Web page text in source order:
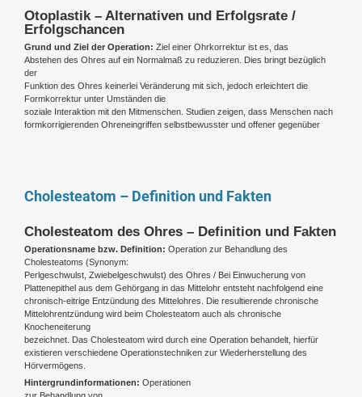
Otoplastik – Alternativen und Erfolgsrate /
Erfolgschancen
Grund und Ziel der Operation: Ziel einer Ohrkorrektur ist es, das
Abstehen des Ohres auf ein Normalmaß zu reduzieren. Dies bringt bezüglich
der
Funktion des Ohres keinerlei Veränderung mit sich, jedoch erleichtert die
Formkorrektur unter Umständen die
soziale Interaktion mit den Mitmenschen. Studien zeigen, dass Menschen nach
formkorrigierenden Ohreneingriffen selbstbewusster und offener gegenüber
Cholesteatom – Definition und Fakten
Cholesteatom des Ohres – Definition und Fakten
Operationsname bzw. Definition: Operation zur Behandlung des
Cholesteatoms (Synonym:
Perlgeschwulst, Zwiebelgeschwulst) des Ohres / Bei Einwucherung von
Plattenepithel aus dem Gehörgang in das Mittelohr entsteht nachfolgend eine
chronisch-eitrige Entzündung des Mittelohres. Die resultierende chronische
Mittelohrentzündung wird beim Cholesteatom auch als chronische
Knocheneiterung
bezeichnet. Das Cholesteatom wird durch eine Operation behandelt, hierfür
existieren verschiedene Operationstechniken zur Wiederherstellung des
Hörvermögens.
Hintergrundinformationen: Operationen
zur Behandlung von